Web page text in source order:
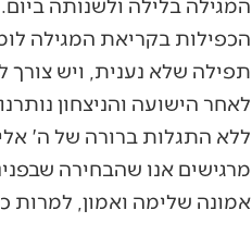
המגילה בלילה ולשנותה
הכפילות בקריאת המגילה
תפילה שלא נענית, ויש
לאחר הישועה והניצחון
ללא התגלות ברורה של ה'
מרגישים אנו שהבחירה
אמונה שלימה ואמון, למרות